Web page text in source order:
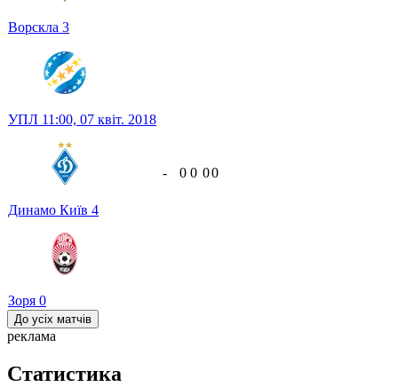
Ворскла 3
УПЛ 11:00, 07 квіт. 2018
Динамо Київ 4
Зоря 0
- 0 0 00
До усіх матчів
реклама
Статистика